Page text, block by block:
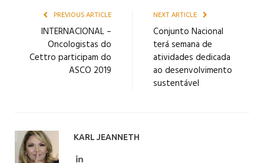
PREVIOUS ARTICLE
INTERNACIONAL –
Oncologistas do
Cettro participam do
ASCO 2019
NEXT ARTICLE
Conjunto Nacional
terá semana de
atividades dedicada
ao desenvolvimento
sustentável
KARL JEANNETH
LinkedIn